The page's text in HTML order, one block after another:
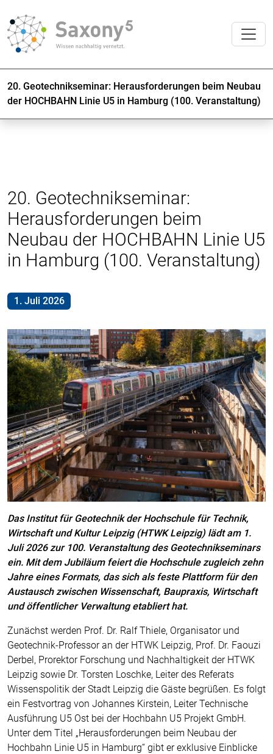
20. Geotechnikseminar: Herausforderungen beim Neubau
der HOCHBAHN Linie U5 in Hamburg (100. Veranstaltung)
20. Geotechnikseminar:
Herausforderungen beim
Neubau der HOCHBAHN Linie U5
in Hamburg (100. Veranstaltung)
1. Juli 2026
Das Institut für Geotechnik der Hochschule für Technik,
Wirtschaft und Kultur Leipzig (HTWK Leipzig) lädt am 1.
Juli 2026 zur 100. Veranstaltung des Geotechnikseminars
ein. Mit dem Jubiläum feiert die Hochschule zugleich zehn
Jahre eines Formats, das sich als feste Plattform für den
Austausch zwischen Wissenschaft, Baupraxis, Wirtschaft
und öffentlicher Verwaltung etabliert hat.
Zunächst werden Prof. Dr. Ralf Thiele, Organisator und
Geotechnik-Professor an der HTWK Leipzig, Prof. Dr. Faouzi
Derbel, Prorektor Forschung und Nachhaltigkeit der HTWK
Leipzig sowie Dr. Torsten Loschke, Leiter des Referats
Wissenspolitik der Stadt Leipzig die Gäste begrüßen. Es folgt
ein Festvortrag von Johannes Kirstein, Leiter Technische
Ausführung U5 Ost bei der Hochbahn U5 Projekt GmbH.
Unter dem Titel „Herausforderungen beim Neubau der
Hochbahn Linie U5 in Hamburg“ gibt er exklusive Einblicke